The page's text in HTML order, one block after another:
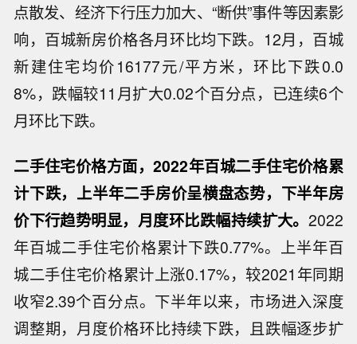
点散发、经济下行压力加大、“断供”事件等因素影
响，百城新房价格各月环比均下跌。12月，百城
新建住宅均价16177元/平方米，环比下跌0.0
8%，跌幅较11月扩大0.02个百分点，已连续6个
月环比下跌。
二手住宅价格方面，2022年百城二手住宅价格累
计下跌，上半年二手房价呈横盘态势，下半年房
价下行趋势明显，月度环比跌幅持续扩大。 2022
年百城二手住宅价格累计下跌0.77%。上半年百
城二手住宅价格累计上涨0.17%，较2021年同期
收窄2.39个百分点。下半年以来，市场进入深度
调整期，月度价格环比持续下跌，且跌幅逐步扩